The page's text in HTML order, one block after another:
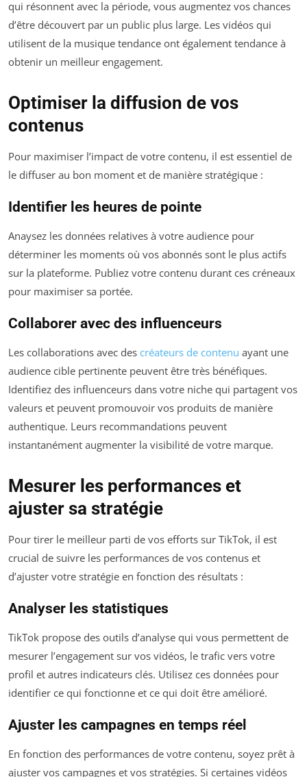
qui résonnent avec la période, vous augmentez vos chances
d’être découvert par un public plus large. Les vidéos qui
utilisent de la musique tendance ont également tendance à
obtenir un meilleur engagement.
Optimiser la diffusion de vos
contenus
Pour maximiser l’impact de votre contenu, il est essentiel de
le diffuser au bon moment et de manière stratégique :
Identifier les heures de pointe
Anaysez les données relatives à votre audience pour
déterminer les moments où vos abonnés sont le plus actifs
sur la plateforme. Publiez votre contenu durant ces créneaux
pour maximiser sa portée.
Collaborer avec des influenceurs
Les collaborations avec des créateurs de contenu ayant une
audience cible pertinente peuvent être très bénéfiques.
Identifiez des influenceurs dans votre niche qui partagent vos
valeurs et peuvent promouvoir vos produits de manière
authentique. Leurs recommandations peuvent
instantanément augmenter la visibilité de votre marque.
Mesurer les performances et
ajuster sa stratégie
Pour tirer le meilleur parti de vos efforts sur TikTok, il est
crucial de suivre les performances de vos contenus et
d’ajuster votre stratégie en fonction des résultats :
Analyser les statistiques
TikTok propose des outils d’analyse qui vous permettent de
mesurer l’engagement sur vos vidéos, le trafic vers votre
profil et autres indicateurs clés. Utilisez ces données pour
identifier ce qui fonctionne et ce qui doit être amélioré.
Ajuster les campagnes en temps réel
En fonction des performances de votre contenu, soyez prêt à
ajuster vos campagnes et vos stratégies. Si certaines vidéos